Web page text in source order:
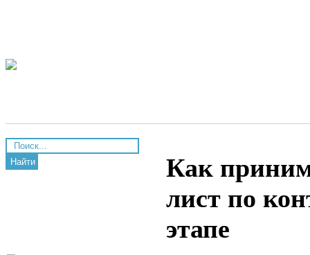
Найти
Как
лист по
этапе